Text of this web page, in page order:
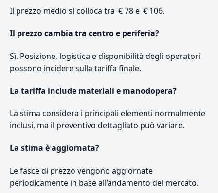
Il prezzo medio si colloca tra € 78 e € 106.
Il prezzo cambia tra centro e periferia?
Sì. Posizione, logistica e disponibilità degli operatori
possono incidere sulla tariffa finale.
La tariffa include materiali e manodopera?
La stima considera i principali elementi normalmente
inclusi, ma il preventivo dettagliato può variare.
La stima è aggiornata?
Le fasce di prezzo vengono aggiornate
periodicamente in base all’andamento del mercato.